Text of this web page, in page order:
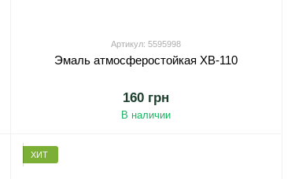
Артикул: 5595998
Эмаль атмосферостойкая ХВ-110
160 грн
В наличии
ХИТ